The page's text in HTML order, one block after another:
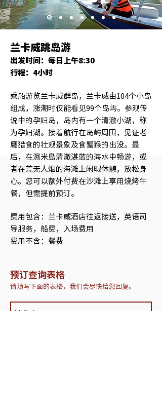
兰卡威跳岛游
出发时间：每日上午8:30
行程：4小时
乘船游览兰卡威群岛，兰卡威由104个小岛
组成，涨潮时仅能看见99个岛屿。参观传
说中的孕妇岛，岛内有一个清澈小湖，称
为孕妇湖。接着航行在岛屿周围，见证老
鹰猎食的壮观景象及食蟹猴的出没。最
后，在濕米島清澈湛蓝的海水中畅游，或
者在荒无人烟的海滩上闲暇休憩，放松身
心。您可以额外付费在沙滩上享用烧烤午
餐，但需提前预订。
费用包含：兰卡威酒店往返接送，英语司
导服务，船费，入场费用
费用不含：餐费
预订查询表格
请填写下面的表格，我们会尽快给您回复。